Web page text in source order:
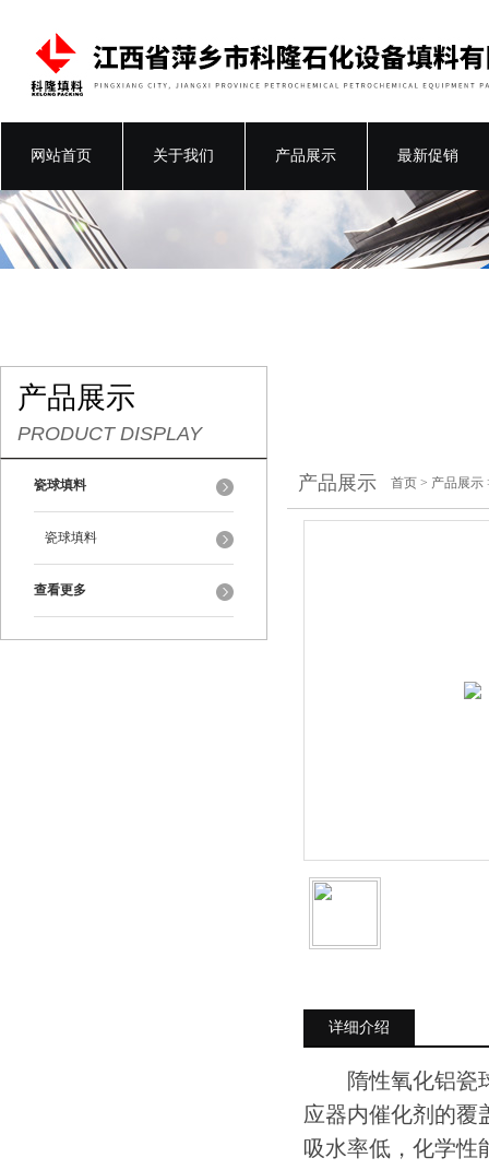
网站首页 关于我们 产品展示 最新促销
产品展示
PRODUCT DISPLAY
瓷球填料
瓷球填料
查看更多
产品展示 首页 > 产品展示
详细介绍
隋性氧化铝瓷球
应器内催化剂的覆
吸水率低，化学性